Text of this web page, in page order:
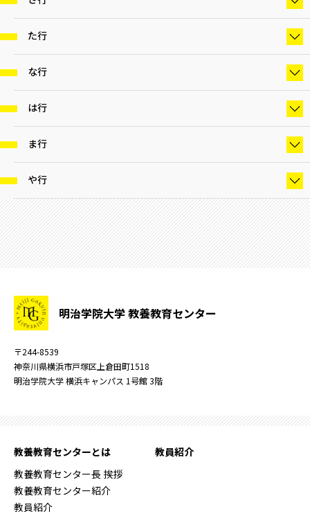
た行
な行
は行
ま行
や行
明治学院大学 教養教育センター
〒244-8539
神奈川県横浜市戸塚区上倉田町1518
明治学院大学 横浜キャンパス 1号館 3階
教養教育センターとは
教養教育センター長 挨拶
教養教育センター紹介
教員紹介
教員紹介